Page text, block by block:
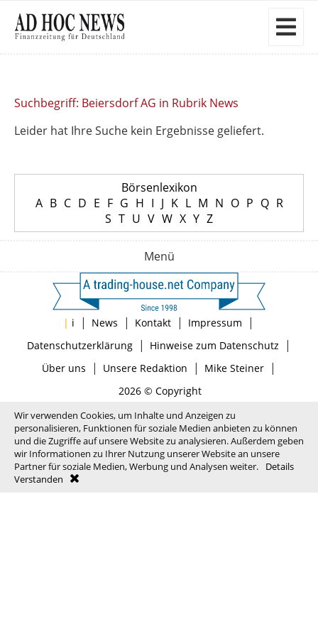
Suchbegriff: Beiersdorf AG in Rubrik News
Leider hat Ihre Suche kein Ergebnisse geliefert.
Börsenlexikon
A B C D E F G H I J K L M N O P Q R
S T U V W X Y Z
Menü
| i | News | Kontakt | Impressum |
Datenschutzerklärung| Hinweise zum Datenschutz |
Über uns | Unsere Redaktion | Mike Steiner|
2026 © Copyright
Wir verwenden Cookies, um Inhalte und Anzeigen zu
personalisieren, Funktionen für soziale Medien anbieten zu können
und die Zugriffe auf unsere Website zu analysieren. Außerdem geben
wir Informationen zu Ihrer Nutzung unserer Website an unsere
Partner für soziale Medien, Werbung und Analysen weiter.
Details
Verstanden